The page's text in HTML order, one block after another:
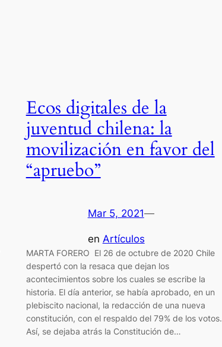
Ecos digitales de la
juventud chilena: la
movilización en favor del
“apruebo”
Mar 5, 2021—
en Artículos
MARTA FORERO El 26 de octubre de 2020 Chile
despertó con la resaca que dejan los
acontecimientos sobre los cuales se escribe la
historia. El día anterior, se había aprobado, en un
plebiscito nacional, la redacción de una nueva
constitución, con el respaldo del 79% de los votos.
Así, se dejaba atrás la Constitución de…